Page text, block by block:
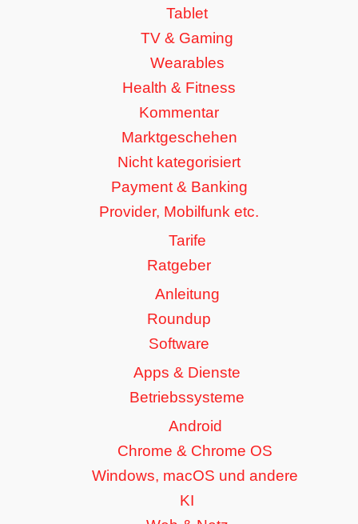
Tablet
TV & Gaming
Wearables
Health & Fitness
Kommentar
Marktgeschehen
Nicht kategorisiert
Payment & Banking
Provider, Mobilfunk etc.
Tarife
Ratgeber
Anleitung
Roundup
Software
Apps & Dienste
Betriebssysteme
Android
Chrome & Chrome OS
Windows, macOS und andere
KI